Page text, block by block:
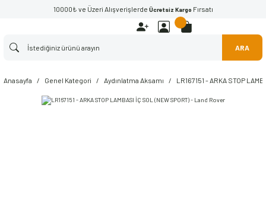
10000₺ ve Üzeri Alışverişlerde Ücretsiz Kargo Fırsatı
ARA
Anasayfa Genel Kategori Aydınlatma Aksamı LR167151 - ARKA STOP